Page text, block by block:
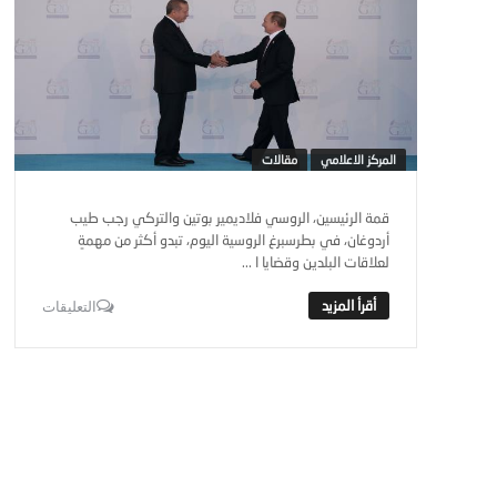
المركز الاعلامي مقالات
قمة الرئيسين، الروسي فلاديمير بوتين والتركي رجب طيب
أردوغان، في بطرسبرغ الروسية اليوم، تبدو أكثر من مهمةٍ
لعلاقات البلدين وقضايا ا ...
التعليقات